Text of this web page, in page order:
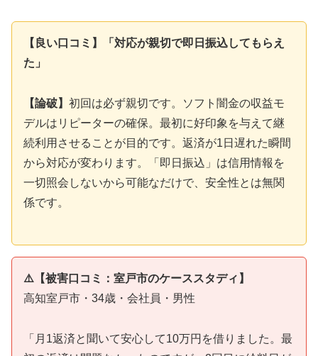
【良い口コミ】「対応が親切で即日振込してもらえ
た」
【論破】 初回は必ず親切です。ソフト闇金の収益モ
デルはリピーターの確保。最初に好印象を与えて継
続利用させることが目的です。返済が1日遅れた瞬間
から対応が変わります。「即日振込」は信用情報を
一切照会しないから可能なだけで、安全性とは無関
係です。
⚠️【被害口コミ：室戸市のケーススタディ】
高知室戸市・34歳・会社員・男性
「月1返済と聞いて安心して10万円を借りました。最